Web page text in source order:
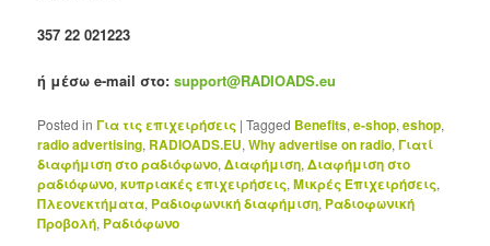
357 22 021223
ή μέσω e-mail στο:support@RADIOADS.eu
Posted in Για τις επιχειρήσεις |Tagged Benefits,e-shop,eshop,
radio advertising, RADIOADS.EU,Why advertise on radio,Γιατί
διαφήμιση στο ραδιόφωνο,Διαφήμιση,Διαφήμιση στο
ραδιόφωνο,κυπριακές επιχειρήσεις,Μικρές Επιχειρήσεις,
Πλεονεκτήματα, Ραδιοφωνική διαφήμιση, Ραδιοφωνική
Προβολή, Ραδιόφωνο